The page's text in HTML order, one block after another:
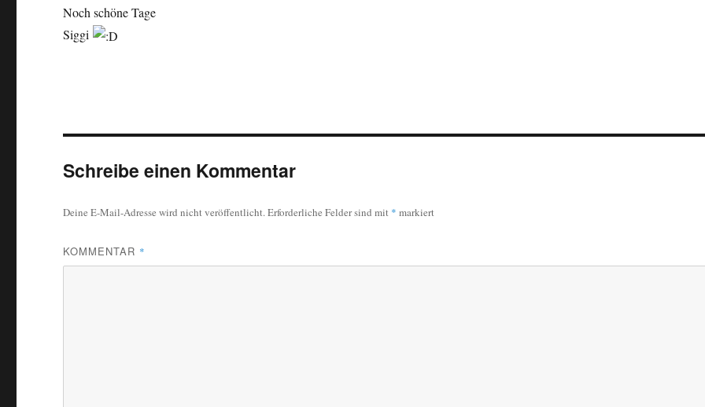
Noch schöne Tage
Siggi
Schreibe einen Kommentar
Deine E-Mail-Adresse wird nicht veröffentlicht.Erforderliche Felder sind mit * markiert
KOMMENTAR *